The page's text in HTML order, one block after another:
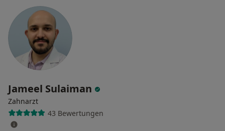
Jameel Sulaiman
Zahnarzt
43 Bewertungen